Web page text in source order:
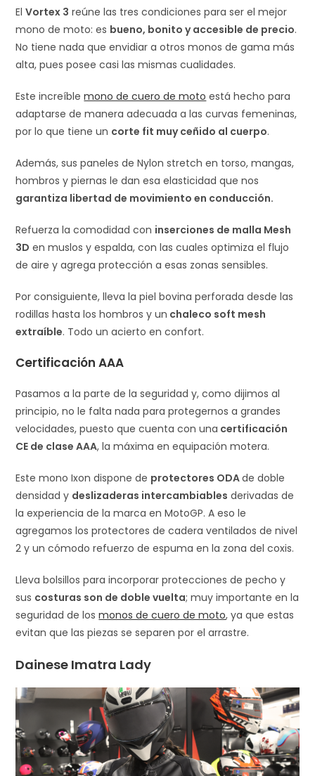
ElVortex 3 reúne las tres condiciones para ser el mejor
mono de moto: es bueno, bonito y accesible de precio.
No tiene nada que envidiar a otros monos de gama más
alta, pues posee casi las mismas cualidades.
Este increíblemono de cuero de moto está hecho para
adaptarse de manera adecuada a las curvas femeninas,
por lo que tiene un corte fit muy ceñido al cuerpo.
Además, sus paneles de Nylon stretch en torso, mangas,
hombros y piernas le dan esa elasticidad que nos
garantiza libertad de movimiento en conducción.
Refuerza la comodidad con inserciones de malla Mesh
3D en muslos y espalda, con las cuales optimiza el flujo
de aire y agrega protección a esas zonas sensibles.
Por consiguiente, lleva la piel bovina perforada desde las
rodillas hasta los hombros y un chaleco soft mesh
extraíble. Todo un acierto en confort.
Certificación AAA
Pasamos a la parte de la seguridad y, como dijimos al
principio, no le falta nada para protegernos a grandes
velocidades, puesto que cuenta con una certificación
CE de clase AAA, la máxima en equipación motera.
Este mono Ixon dispone de protectores ODAde doble
densidad y deslizaderas intercambiables derivadas de
la experiencia de la marca en MotoGP. A eso le
agregamos los protectores de cadera ventilados de nivel
2 y un cómodo refuerzo de espuma en la zona del coxis.
Lleva bolsillos para incorporar protecciones de pecho y
sus costuras son de doble vuelta; muy importante en la
seguridad de losmonos de cuero de moto, ya que estas
evitan que las piezas se separen por el arrastre.
Dainese Imatra Lady